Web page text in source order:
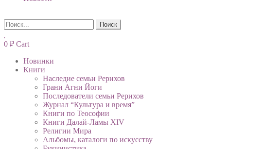
Поиск
0 ₽ Cart
Новинки
Книги
Наследие семьи Рерихов
Грани Агни Йоги
Последователи семьи Рерихов
Журнал “Культура и время”
Книги по Теософии
Книги Далай-Ламы XIV
Религии Мира
Альбомы, каталоги по искусству